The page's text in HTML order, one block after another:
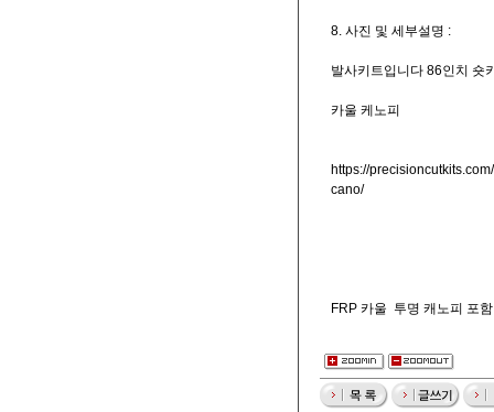
8. 사진 및 세부설명 :
발사키트입니다 86인치 숏
카울 케노피
https://
cano/
FRP 카울 투명 캐노피 포함